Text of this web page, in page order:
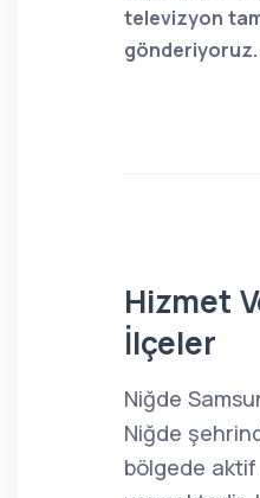
televizyon
gönderiyoruz.
Hizmet
İlçeler
Niğde
Niğde
bölgede